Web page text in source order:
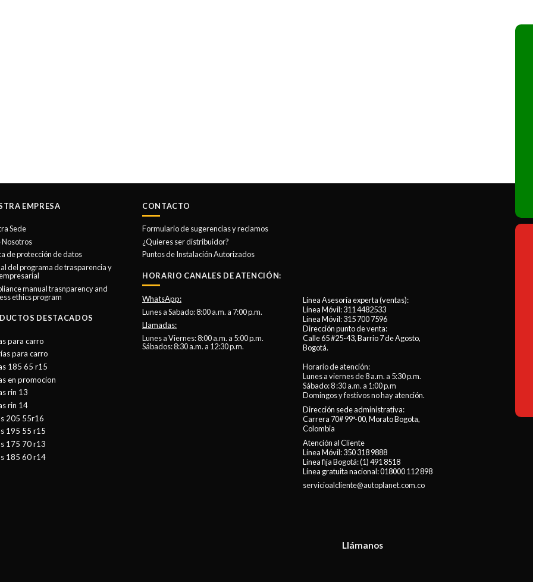
EMPRESA
Sede
Nosotros
de protección de datos
del programa de trasparencia y
manual trasnparency and
ethics program
DESTACADOS
para carro
para carro
185 65 r15
en promocion
rin 13
rin 14
205 55r16
195 55 r15
175 70 r13
185 60 r14
CONTACTO
Formulario de sugerencias y reclamos
¿Quieres ser distribuidor?
Puntos de Instalación Autorizados
HORARIO CANALES DE ATENCIÓN:
WhatsApp:
Lunes a Sabado: 8:00 a.m. a 7:00 p.m.
Llamadas:
Lunes a Viernes: 8:00 a.m. a 5:00 p.m.
Sábados: 8:30 a.m. a 12:30 p.m.
Línea Asesoría experta (ventas):
Línea Móvil:311 4482533
Línea Móvil:315 700 7596
Dirección punto de venta:
Calle 65 #25-43, Barrio 7 de Agosto,
Bogotá.
Horario de atención:
Lunes a viernes de 8 a.m. a 5:30 p.m.
Sábado: 8 :30 a.m. a 1:00 p.m
Domingos y festivos no hay atención.
Dirección sede administrativa:
Carrera 70# 99ª-00, Morato Bogota,
Colombia
Atención al Cliente
Línea Móvil:350 318 9888
Línea fija Bogotá:(1) 491 8518
Línea gratuita nacional:018000 112 898
servicioalcliente@autoplanet.com.co
Llámanos